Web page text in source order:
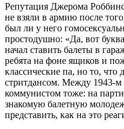
Репутация Джерома
не взяли в армию после
был ли у него
простодушно: «Да, вот
начал ставить балеты в
ребята на фоне ящиков и
классические па, но то, что
стритдансом. Между 1943-
коммунистом тоже: на
знакомую балетную
представить, как на это